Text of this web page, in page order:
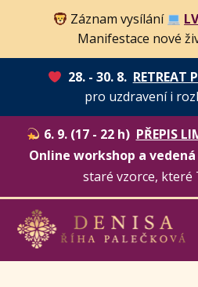
Záznam vysílání
Manifestace nové
28. - 30. 8. RETREAT
pro uzdravení i
6. 9. (17 - 22 h) PŘEPIS
Online workshop a
staré vzorce, které